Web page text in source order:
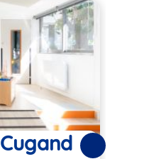
Suivantes